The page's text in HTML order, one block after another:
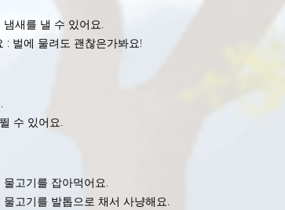
새를 낼 수 있어요.
: 벌에 물려도 괜찮은가봐요!
수 있어요.
고기를 잡아먹어요.
고기를 발톱으로 채서 사냥해요.